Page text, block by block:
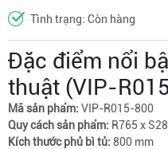
Tình trạng: Còn hàng
Đặc điểm nổi
thuật (VIP-
Mã sản phẩm: VIP-R015-800
Quy cách sản phẩm: R765 x
Kích thước phủ bì tủ: 800 mm